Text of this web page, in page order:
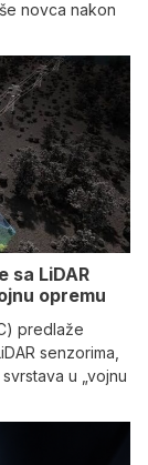
novca nakon
sa LiDAR
opremu
predlaže
senzorima,
u „vojnu